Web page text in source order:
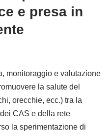
e presa in
monitoraggio e valutazione
la salute del
orecchie, ecc.) tra la
CAS e della rete
la sperimentazione di